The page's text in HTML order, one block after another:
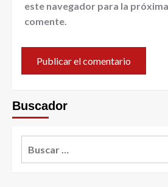
este navegador para la
comente.
Buscador